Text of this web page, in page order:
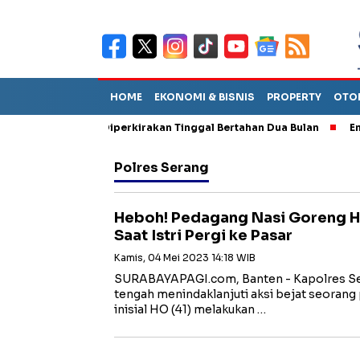
HOME EKONOMI & BISNIS PROPERTY
Sebut TPA Diperkirakan Tinggal Bertahan Dua Bulan Empat
Polres Serang
Heboh! Pedagang Nasi Goreng
Saat Istri Pergi ke Pasar
Kamis, 04 Mei 2023 14:18 WIB
SURABAYAPAGI.com, Banten - Kapolres
tengah menindaklanjuti aksi bejat seorang
inisial HO (41) melakukan …